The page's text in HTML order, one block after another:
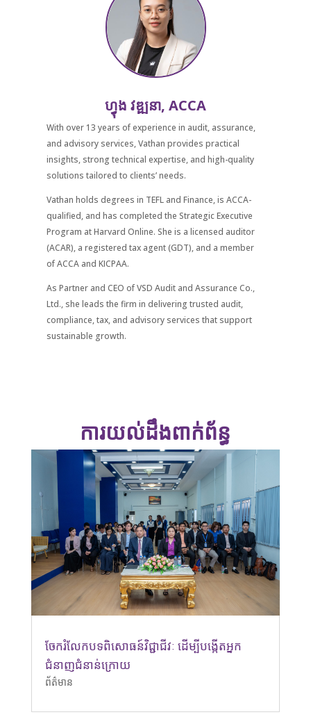
ហ្វុង វឌ្ឍនា, ACCA
With over 13 years of experience in audit, assurance,
and advisory services, Vathan provides practical
insights, strong technical expertise, and high-quality
solutions tailored to clients’ needs.
Vathan holds degrees in TEFL and Finance, is ACCA-
qualified, and has completed the Strategic Executive
Program at Harvard Online. She is a licensed auditor
(ACAR), a registered tax agent (GDT), and a member
of ACCA and KICPAA.
As Partner and CEO of VSD Audit and Assurance Co.,
Ltd., she leads the firm in delivering trusted audit,
compliance, tax, and advisory services that support
sustainable growth.
ការយល់ដឹងពាក់ព័ន្ធ
ចែករំលែកបទពិសោធន៍វិជ្ជាជីវៈ ដើម្បីបង្កើតអ្នក
ជំនាញជំនាន់ក្រោយ
ព័ត៌មាន